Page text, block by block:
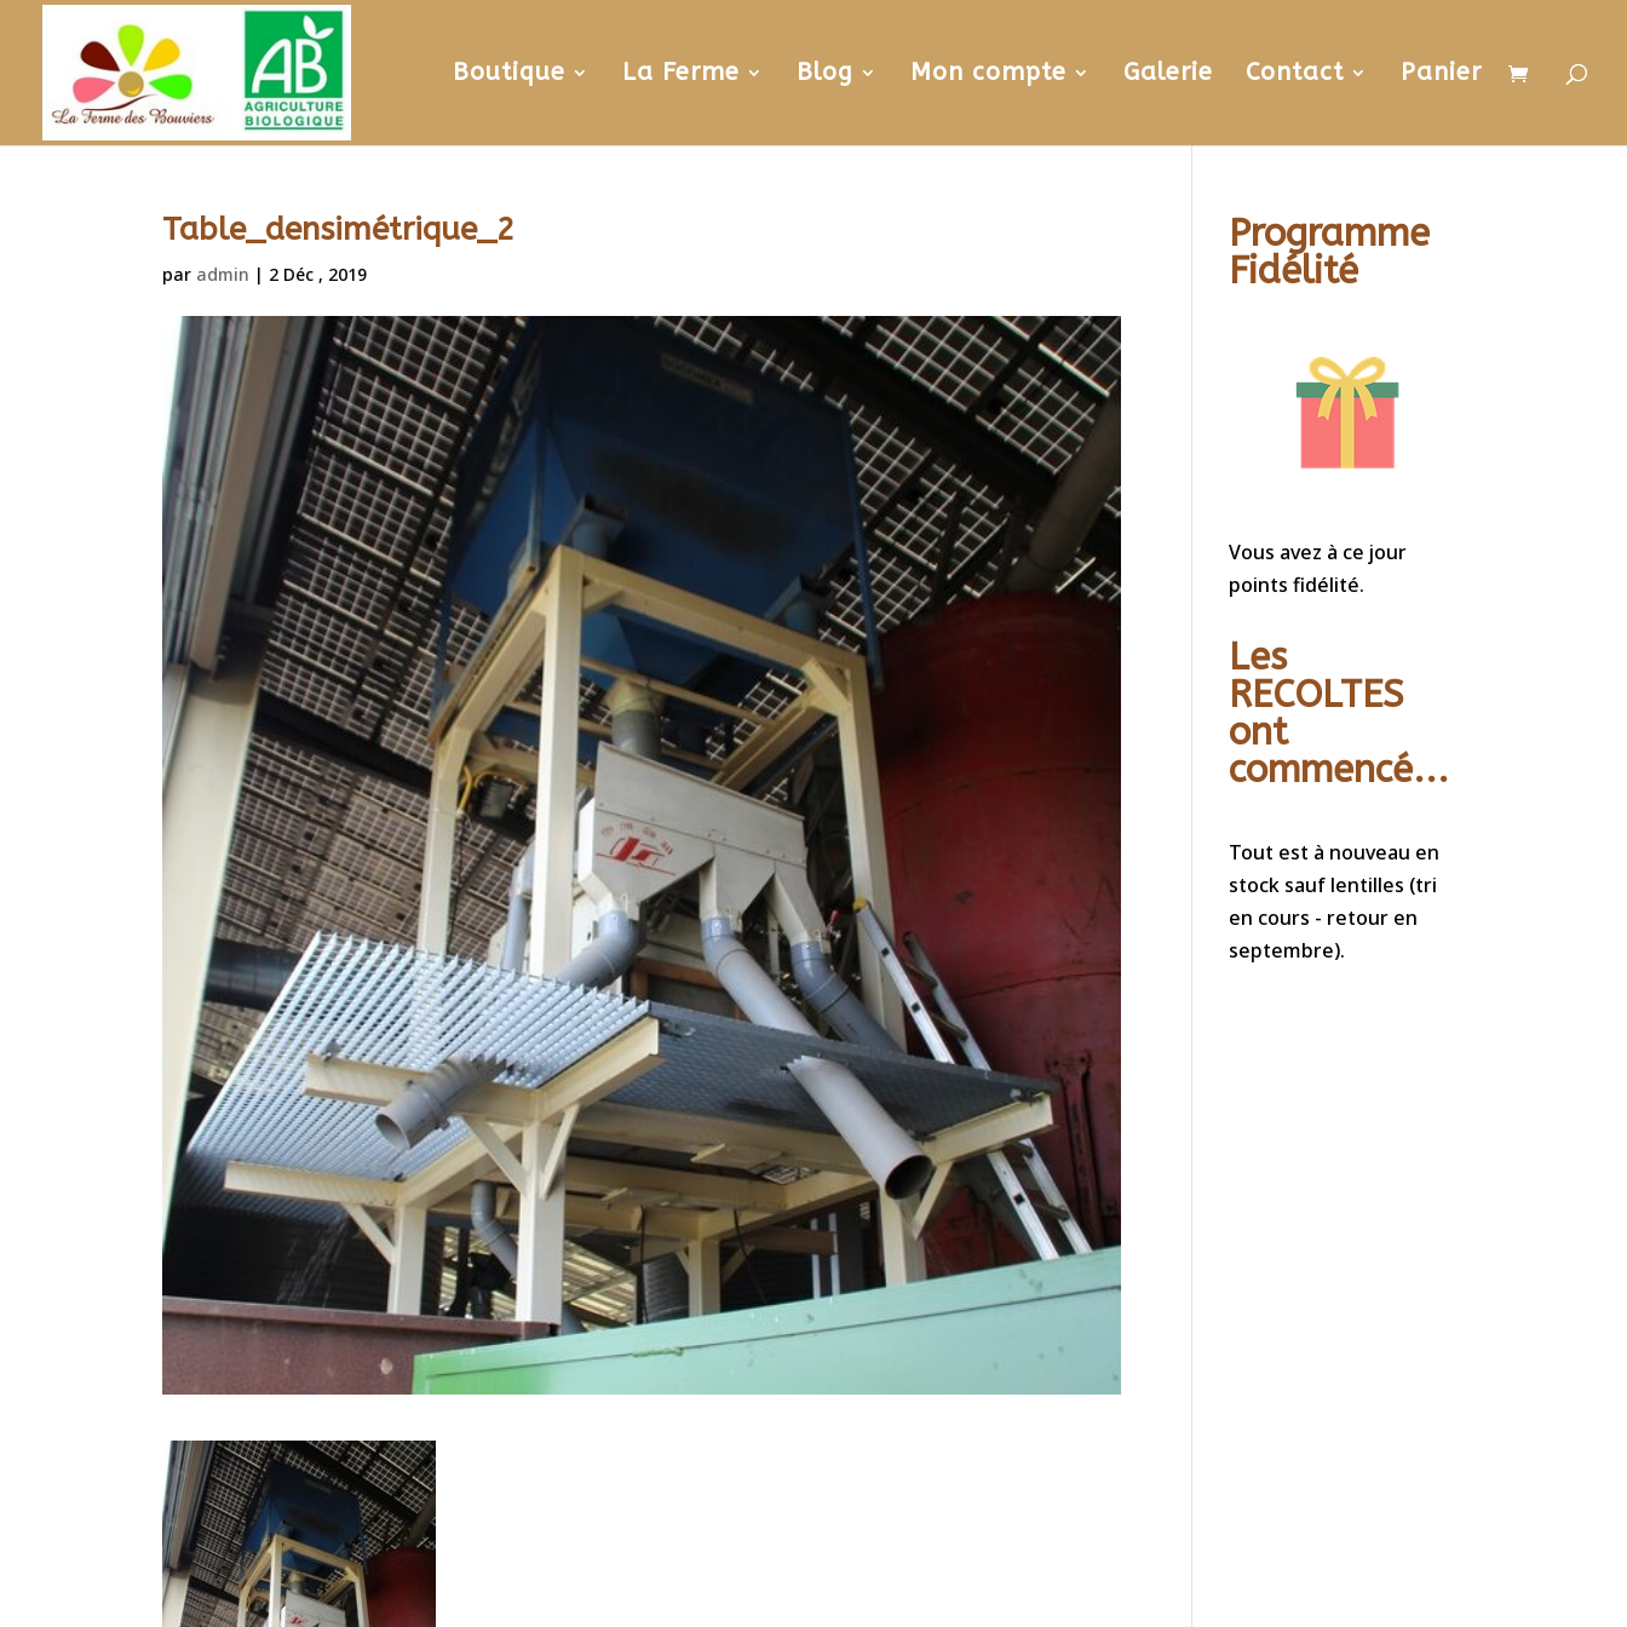
Boutique La Ferme Blog Mon compte Galerie Contact Panier
Table_densimétrique_2
par admin | 2 Déc , 2019
Programme
Fidélité
Vous avez à ce jour
points fidélité.
Les
RECOLTES
ont
commencé...
Tout est à nouveau en
stock sauf lentilles (tri
en cours - retour en
septembre).